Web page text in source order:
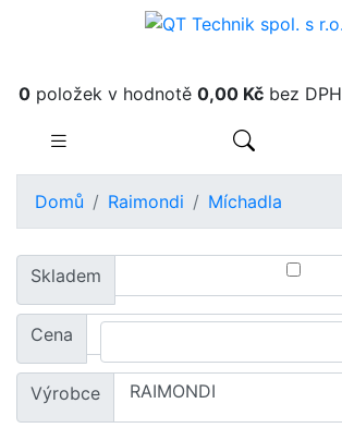
0položek v hodnotě 0,00 Kčbez DPH
Domů Raimondi Míchadla
Skladem
Cena
Výrobce